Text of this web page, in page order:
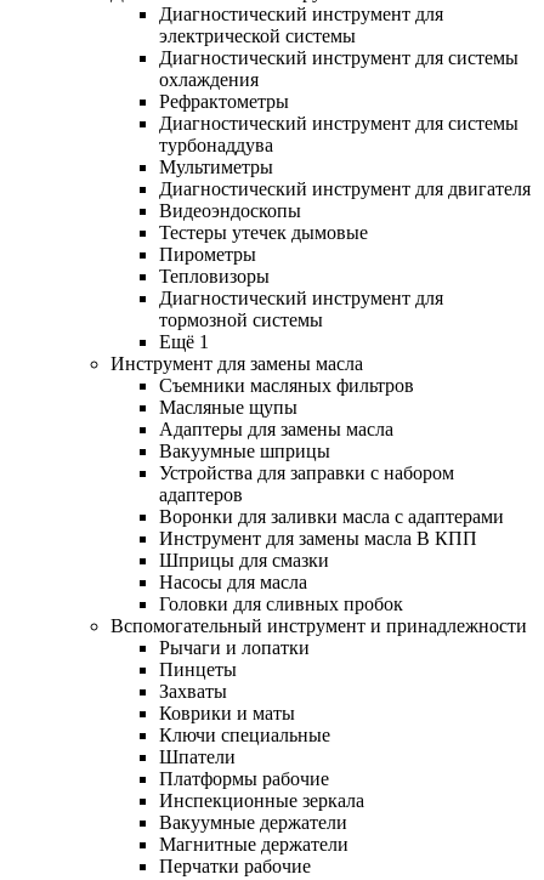
Диагностический инструмент для
электрической системы
Диагностический инструмент для системы
охлаждения
Рефрактометры
Диагностический инструмент для системы
турбонаддува
Мультиметры
Диагностический инструмент для двигателя
Видеоэндоскопы
Тестеры утечек дымовые
Пирометры
Тепловизоры
Диагностический инструмент для
тормозной системы
Ещё 1
Инструмент для замены масла
Съемники масляных фильтров
Масляные щупы
Адаптеры для замены масла
Вакуумные шприцы
Устройства для заправки с набором
адаптеров
Воронки для заливки масла с адаптерами
Инструмент для замены масла В КПП
Шприцы для смазки
Насосы для масла
Головки для сливных пробок
Вспомогательный инструмент и принадлежности
Рычаги и лопатки
Пинцеты
Захваты
Коврики и маты
Ключи специальные
Шпатели
Платформы рабочие
Инспекционные зеркала
Вакуумные держатели
Магнитные держатели
Перчатки рабочие